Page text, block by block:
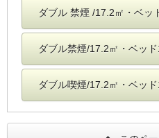
ダブル 禁煙 /17.2㎡・ベッ
ダブル禁煙/17.2㎡・ベッ
ダブル喫煙/17.2㎡・ベッ